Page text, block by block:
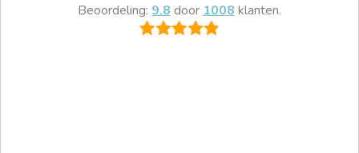
Beoordeling: 9.8 door 1008 klanten.